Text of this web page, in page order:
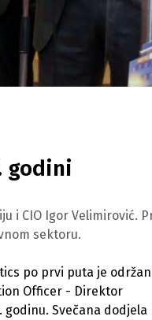
godini
i CIO Igor Velimirović.
sektoru.
po prvi puta je
Officer - Direktor
godinu. Svečana dodjela